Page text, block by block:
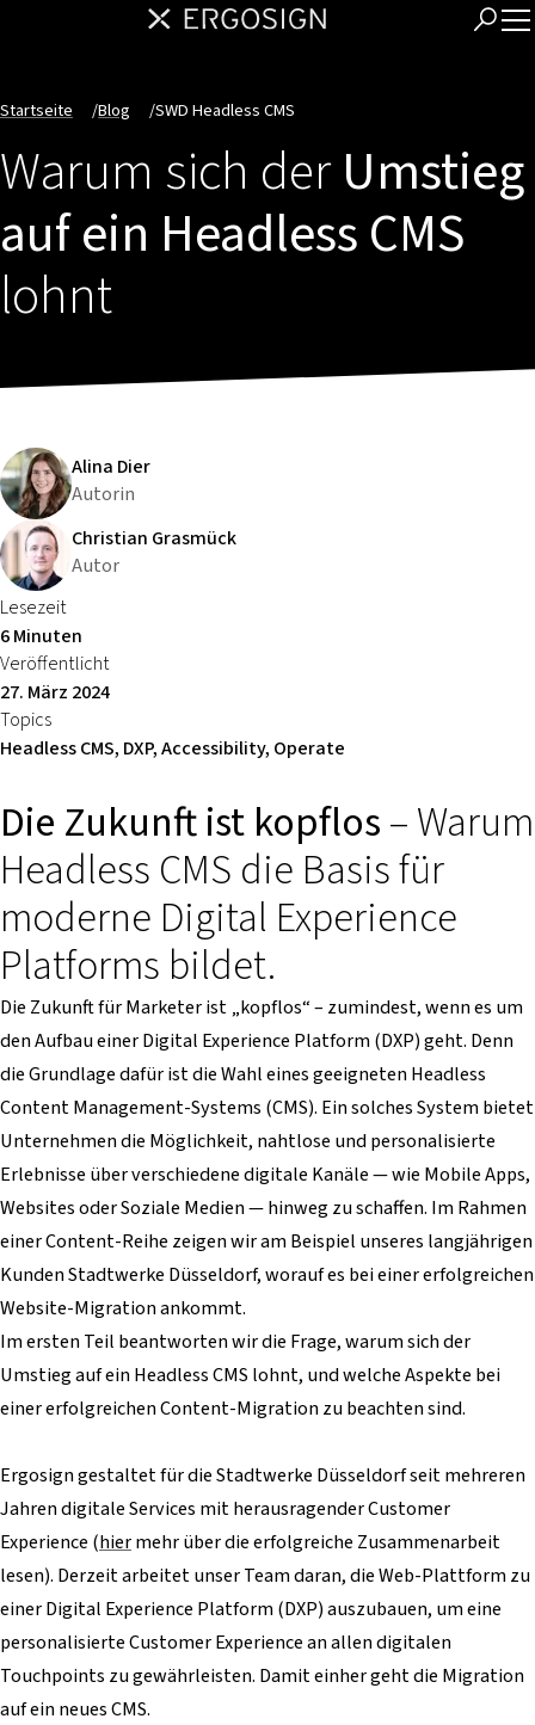
Startseite /Blog /SWD Headless CMS
Warum sich derUmstieg
auf ein Headless CMS
lohnt
Alina Dier
Autorin
Christian Grasmück
Autor
Lesezeit
6 Minuten
Veröffentlicht
27. März 2024
Topics
Headless CMS, DXP, Accessibility, Operate
Die Zukunft ist kopflos– Warum
Headless CMS die Basis für
moderne Digital Experience
Platforms bildet.
Die Zukunft für Marketer ist „kopflos“ – zumindest, wenn es um
den Aufbau einer Digital Experience Platform (DXP) geht. Denn
die Grundlage dafür ist die Wahl eines geeigneten Headless
Content Management-Systems (CMS). Ein solches System bietet
Unternehmen die Möglichkeit, nahtlose und personalisierte
Erlebnisse über verschiedene digitale Kanäle — wie Mobile Apps,
Websites oder Soziale Medien — hinweg zu schaffen. Im Rahmen
einer Content-Reihe zeigen wir am Beispiel unseres langjährigen
Kunden Stadtwerke Düsseldorf, worauf es bei einer erfolgreichen
Website-Migration ankommt.
Im ersten Teil beantworten wir die Frage, warum sich der
Umstieg auf ein Headless CMS lohnt, und welche Aspekte bei
einer erfolgreichen Content-Migration zu beachten sind.
Ergosign gestaltet für die Stadtwerke Düsseldorf seit mehreren
Jahren digitale Services mit herausragender Customer
Experience (hiermehr über die erfolgreiche Zusammenarbeit
lesen). Derzeit arbeitet unser Team daran, die Web-Plattform zu
einer Digital Experience Platform (DXP) auszubauen, um eine
personalisierte Customer Experience an allen digitalen
Touchpoints zu gewährleisten. Damit einher geht die Migration
auf ein neues CMS.